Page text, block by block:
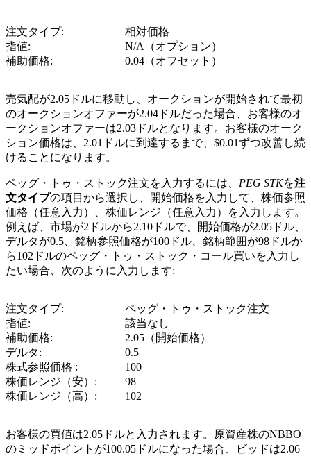
注文タイプ:
相対価格
指値:
N/A（オプション）
補助価格:
0.04（オフセット）
売気配が2.05ドルに移動し、オークションが開始されて最初
のオークションオファーが2.04ドルだった場合、お客様のオ
ークションオファーは2.03ドルとなります。お客様のオーク
ション価格は、2.01ドルに到達するまで、$0.01ずつ改善し続
けることになります。
ペッグ・トゥ・ストック注文を入力するには、 PEG STKを注
文タイプの項目から選択し、開始価格を入力して、株価参照
価格（任意入力）、株価レンジ（任意入力）を入力します。
例えば、市場が2ドルから2.10ドルで、開始価格が2.05ドル、
デルタが0.5、銘柄参照価格が100ドル、銘柄範囲が98ドルか
ら102ドルのペッグ・トゥ・ストック・コール買いを入力し
たい場合、次のように入力します:
注文タイプ:
ペッグ・トゥ・ストック注文
指値:
該当なし
補助価格:
2.05（開始価格）
デルタ:
0.5
株式参照価格 :
100
株価レンジ（安）:
98
株価レンジ（高）:
102
お客様の買値は2.05ドルと入力されます。原資産株のNBBO
のミッドポイントが100.05ドルになった場合、ビッドは2.06